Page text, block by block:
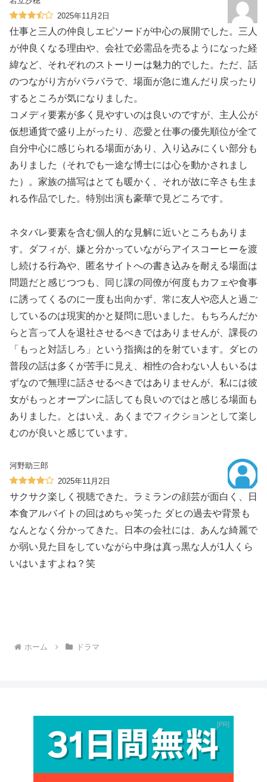
2025年11月2日
仕事と三人の仲良しエピソードが中心の展開でした。三人
が仲良くなる理由や、会社で必需品を売るようになった経
緯など、それぞれのストーリーは魅力的でした。ただ、話
のつながり方がバラバラで、場面が急に進んだり戻ったり
するところが気になりました。
コメディ要素が多く見やすいのは良いのですが、主人公が
仮想通貨で盛り上がったり、恋愛と仕事の優先順位が全て
自分中心に感じられる場面があり、入り込みにくい部分も
ありました（それでも一途な博士には心を動かされまし
た）。家族の描写はとても暖かく、それが故に辛さも生ま
れる作品でした。特別出演も豪華で見どころです。
ネタバレ要素を含む個人的な見解に近いところもありま
す。ダフィが、嫌と分かっていながらアイスコーヒーを渡
し続ける行為や、匿名サイトへの書き込みを耐える場面は
問題だと感じつつも、同じ課の同僚が何度もカフェや食事
に誘ってくるのに一度も出向かず、常に友人や恋人と過ご
しているのは現実的かと疑問に思いました。もちろんだか
らと言って人を退社させるべきではありませんが、課長の
「もっと対話しろ」という指摘は的を射ています。ダヒの
普段の話は多くが苦手に見え、相性の合わない人もいるは
ずなので無理に話させるべきではありませんが、私には彼
女がもっとオープンに話しても良いのではと感じる場面も
ありました。とはいえ、あくまでフィクションとして楽し
むのが良いと感じています。
河野助三郎
2025年11月2日
サクサク楽しく視聴できた。ラミランの顔芸が面白く、日
本食アルバイトの回はめちゃ笑った ダヒの過去や背景も
なんとなく分かってきた。日本の会社には、あんな綺麗で
か弱い見た目をしていながら中身は真っ黒な人が1人くら
いはいますよね？笑
ホーム ドラマ
PR